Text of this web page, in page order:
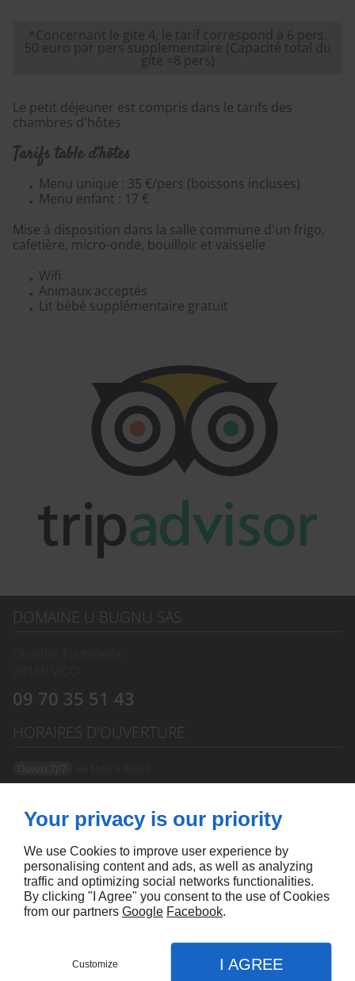
*Concernant le gite 4, le tarif correspond à 6 pers.
50 euro par pers supplementaire (Capacité total du
gite =8 pers)
Le petit déjeuner est compris dans le tarifs des
chambres d'hôtes
Tarifs table d’hôtes
Menu unique : 35 €/pers (boissons incluses)
Menu enfant : 17 €
Mise à disposition dans la salle commune d'un frigo,
cafetière, micro-onde, bouilloir et vaisselle
Wifi
Animaux acceptés
Lit bébé supplémentaire gratuit
DOMAINE U BUGNU SAS
09 70 35 51 43
HORAIRES D'OUVERTURE
Contactez-nous
Mentions légales
SUIVEZ NOUS
Your privacy is our priority
We use Cookies to improve user experience by
personalising content and ads, as well as analyzing
traffic and optimizing social networks functionalities.
By clicking "I Agree" you consent to the use of Cookies
from our partners Google Facebook.
Customize I AGREE